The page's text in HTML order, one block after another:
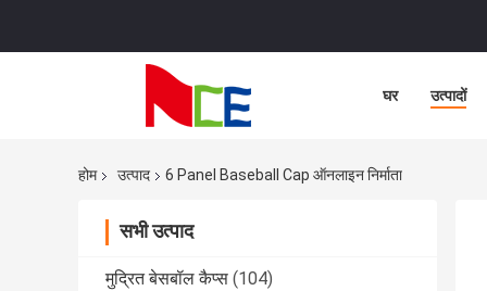
घर उत्पादों
होम उत्पाद 6 Panel Baseball Cap ऑनलाइन निर्माता
सभी उत्पाद
मुद्रित बेसबॉल कैप्स (104)